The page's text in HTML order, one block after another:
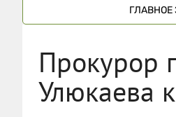
ГЛАВНОЕ
Прокурор
Улюкаева